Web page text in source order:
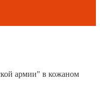
армии" в кожаном